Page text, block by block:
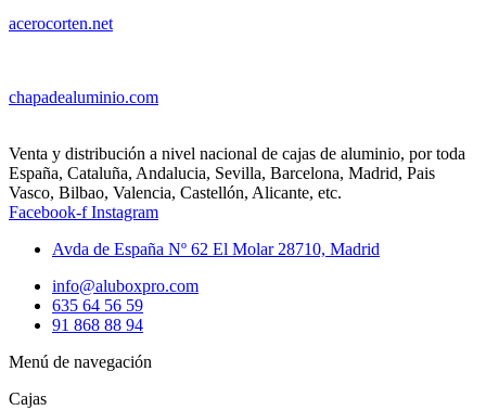
acerocorten.net
chapadealuminio.com
Venta y distribución a nivel nacional de cajas de aluminio, por toda
España, Cataluña, Andalucia, Sevilla, Barcelona, Madrid, Pais
Vasco, Bilbao, Valencia, Castellón, Alicante, etc.
Facebook-f Instagram
Avda de España Nº 62 El Molar 28710, Madrid
info@aluboxpro.com
635 64 56 59
91 868 88 94
Menú de navegación
Cajas